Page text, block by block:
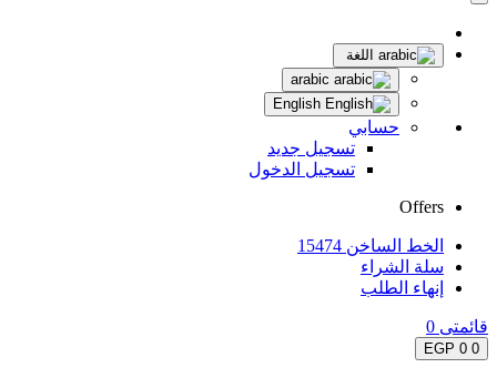
اللغة
حسابي
تسجيل جديد
تسجيل الدخول
Offers
الخط الساخن 15474
سلة الشراء
إنهاء الطلب
قائمتى 0
0
0 EGP